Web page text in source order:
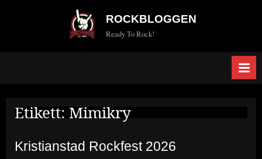
ROCKBLOGGEN
Ready To Rock!
Etikett: Mimikry
Kristianstad Rockfest 2026